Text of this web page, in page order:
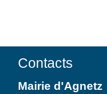
Contacts
Mairie d'Agnetz